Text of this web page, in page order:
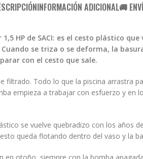
INFORMACIÓN ADICIONAL🚚
HP de SACI: es el cesto plástico
se triza o se deforma, la
con el cesto que sale.
filtrado. Todo lo que la piscina
empieza a trabajar con esfuerzo y
se vuelve quebradizo con los
queda flotando dentro del vaso y la